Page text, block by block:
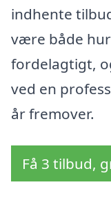
indhente
være både
fordelagtigt,
ved en
år fremover.
Få 3 tilbud,